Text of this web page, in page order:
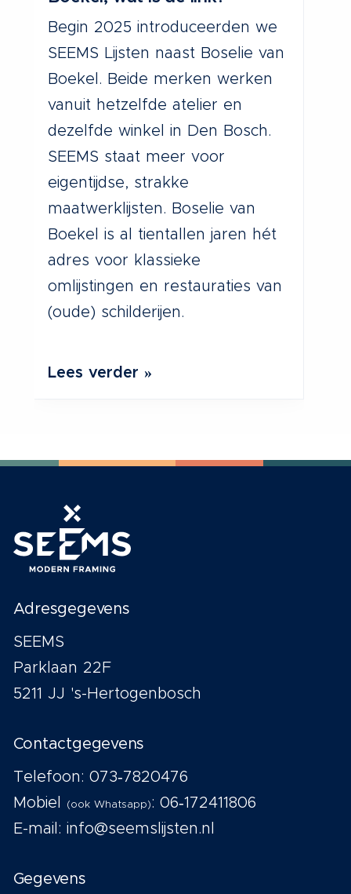
Begin 2025 introduceerden we
SEEMS Lijsten naast Boselie van
Boekel. Beide merken werken
vanuit hetzelfde atelier en
dezelfde winkel in Den Bosch.
SEEMS staat meer voor
eigentijdse, strakke
maatwerklijsten. Boselie van
Boekel is al tientallen jaren hét
adres voor klassieke
omlijstingen en restauraties van
(oude) schilderijen.
Lees verder »
Adresgegevens
SEEMS
Parklaan 22F
5211 JJ 's-Hertogenbosch
Contactgegevens
Telefoon: 073‑7820476
Mobiel
(ook Whatsapp): 06‑172411806
E-mail: info@seemslijsten.nl
Gegevens